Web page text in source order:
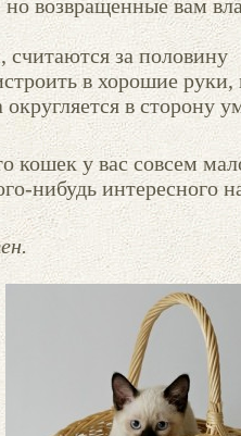
возвращенные вам
считаются за половину
в хорошие руки,
в сторону
кошек у вас совсем
нибудь интересного